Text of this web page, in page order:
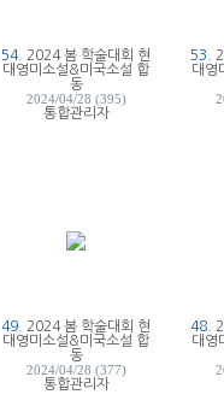
54. 2024 봄 학술대회 현
대영미소설&미국소설 합
동
2024/04/28 (395)
통합관리자
53.
대영
49.
2024 봄 학술대회 현
대영미소설&미국소설 합
동
2024/04/28 (377)
통합관리자
48.
대영